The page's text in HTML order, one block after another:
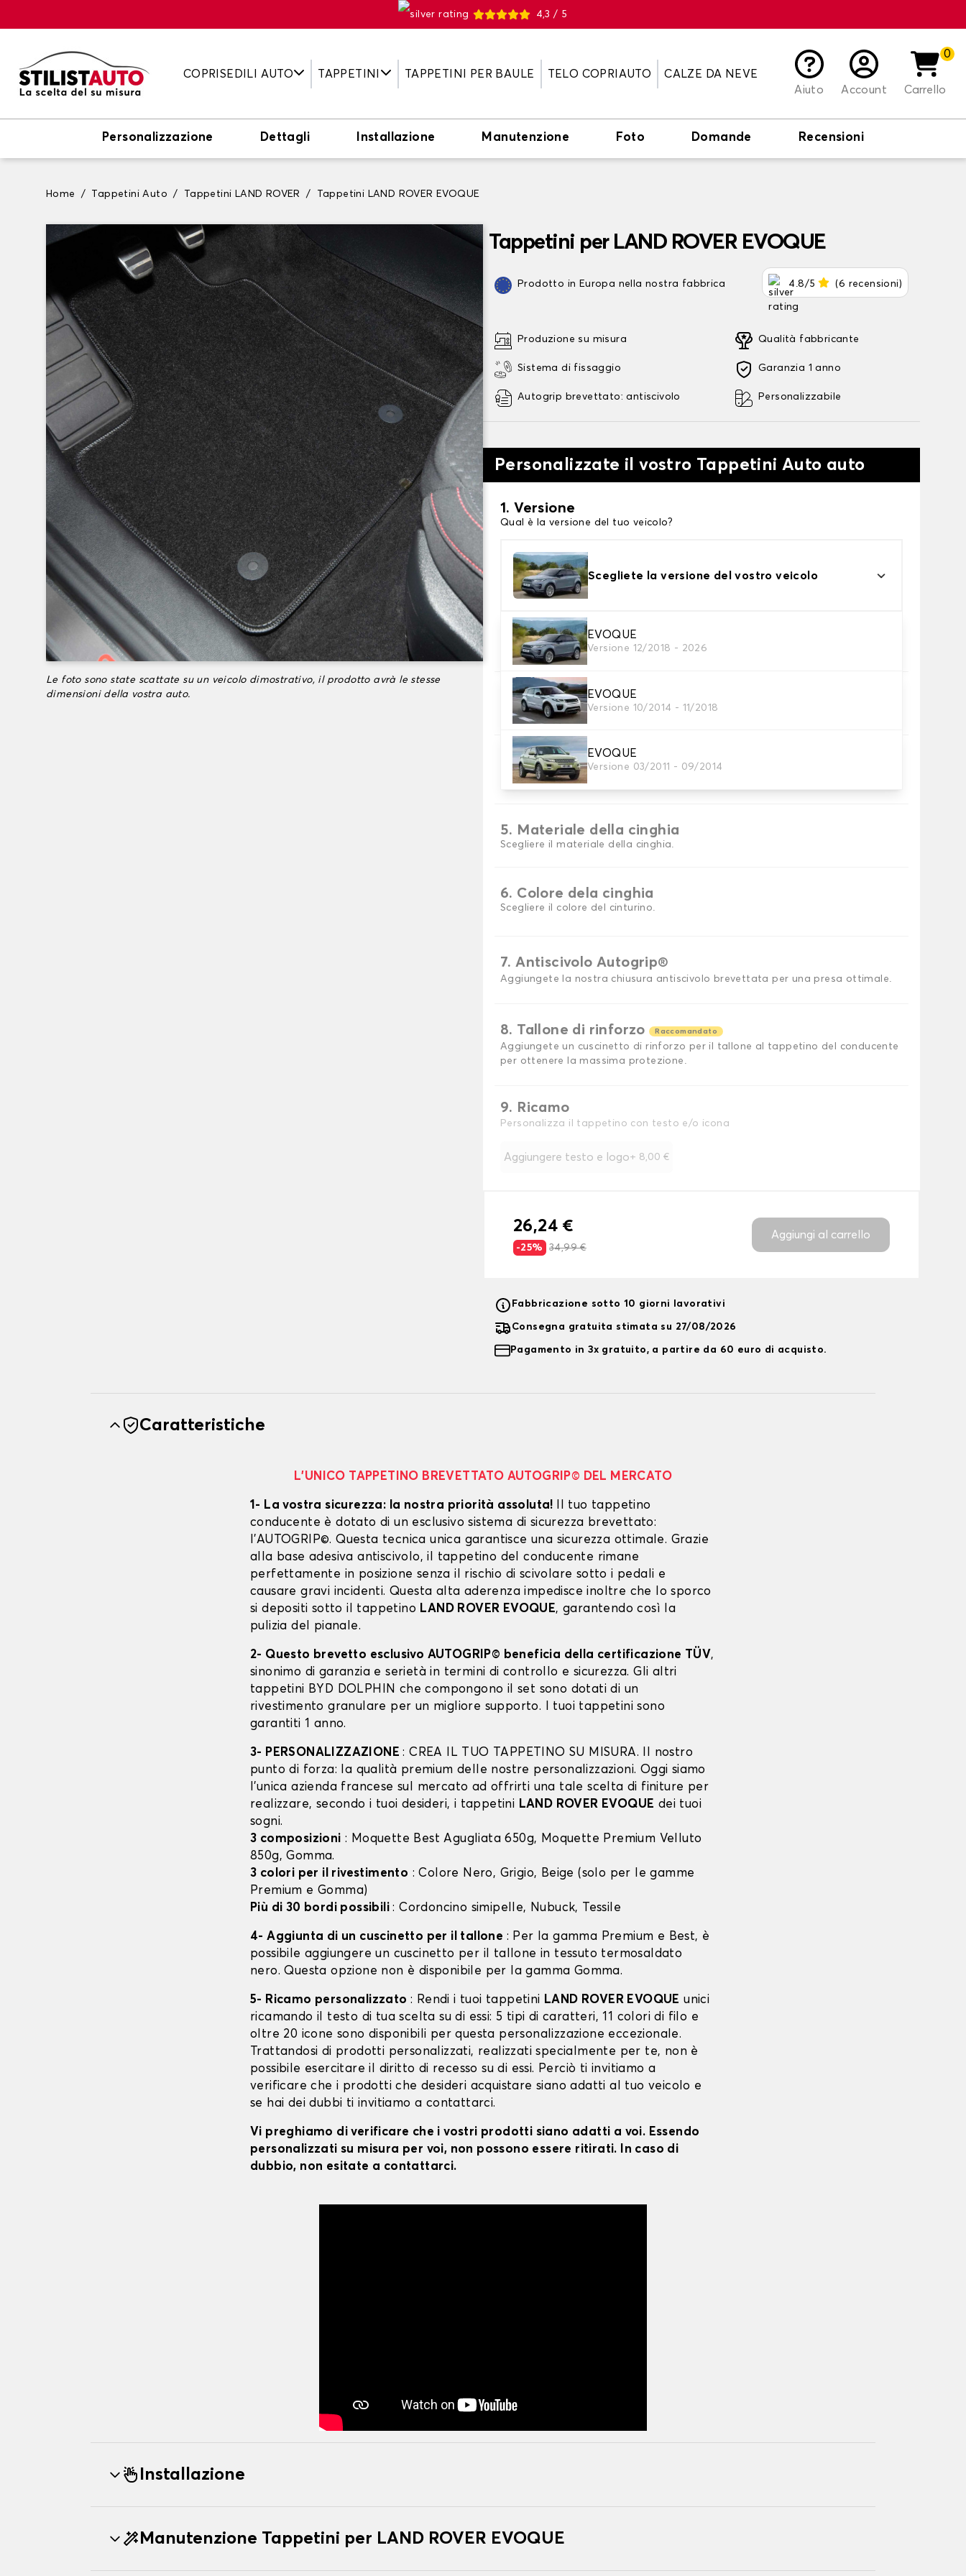
4,3 / 5
COPRISEDILI AUTO TAPPETINI TAPPETINI PER BAULE TELO COPRIAUTO
CALZE DA NEVE
Aiuto
Account
0
Carrello
Personalizzazione Dettagli Installazione Manutenzione Foto Domande Recensioni
Home Tappetini Auto Tappetini LAND ROVER Tappetini LAND ROVER EVOQUE
Le foto sono state scattate su un veicolo dimostrativo, il prodotto avrà le stesse
dimensioni della vostra auto.
Tappetini per LAND ROVER EVOQUE
Prodotto in Europa nella nostra fabbrica 4.8/5 (6 recensioni)
Produzione su misura
Sistema di fissaggio
Autogrip brevettato: antiscivolo
Qualità fabbricante
Garanzia 1 anno
Personalizzabile
Personalizzate il vostro Tappetini Auto auto
1. Versione
Qual è la versione del tuo veicolo?
Scegliete la versione del vostro veicolo
EVOQUE
Versione 12/2018 - 2026
EVOQUE
Versione 10/2014 - 11/2018
EVOQUE
Versione 03/2011 - 09/2014
2. Materiale
Scegli il materiale del tappetini auto
3. Set di tappetini
Selezionare il numero di tappetini per auto necessari.
4. Colori dei tappetini
Scegli il materiale del tappetino auto.
5. Materiale della cinghia
Scegliere il materiale della cinghia.
6. Colore dela cinghia
Scegliere il colore del cinturino.
7. Antiscivolo Autogrip®
Aggiungete la nostra chiusura antiscivolo brevettata per una presa ottimale.
8. Tallone di rinforzo Raccomandato
Aggiungete un cuscinetto di rinforzo per il tallone al tappetino del conducente
per ottenere la massima protezione.
9. Ricamo
Personalizza il tappetino con testo e/o icona
Aggiungere testo e logo+ 8,00 €
26,24 €
-25% 34,99 €
Aggiungi al carrello
Fabbricazione sotto 10 giorni lavorativi
Consegna gratuita stimata su 27/08/2026
Pagamento in 3x gratuito, a partire da 60 euro di acquisto.
Caratteristiche
L’UNICO TAPPETINO BREVETTATO AUTOGRIP© DEL MERCATO
1- La vostra sicurezza: la nostra priorità assoluta! Il tuo tappetino
conducente è dotato di un esclusivo sistema di sicurezza brevettato:
l’AUTOGRIP©. Questa tecnica unica garantisce una sicurezza ottimale. Grazie
alla base adesiva antiscivolo, il tappetino del conducente rimane
perfettamente in posizione senza il rischio di scivolare sotto i pedali e
causare gravi incidenti. Questa alta aderenza impedisce inoltre che lo sporco
si depositi sotto il tappetino LAND ROVER EVOQUE, garantendo così la
pulizia del pianale.
2- Questo brevetto esclusivo AUTOGRIP© beneficia della certificazione TÜV,
sinonimo di garanzia e serietà in termini di controllo e sicurezza. Gli altri
tappetini BYD DOLPHIN che compongono il set sono dotati di un
rivestimento granulare per un migliore supporto. I tuoi tappetini sono
garantiti 1 anno.
3- PERSONALIZZAZIONE: CREA IL TUO TAPPETINO SU MISURA. Il nostro
punto di forza: la qualità premium delle nostre personalizzazioni. Oggi siamo
l’unica azienda francese sul mercato ad offrirti una tale scelta di finiture per
realizzare, secondo i tuoi desideri, i tappetini LAND ROVER EVOQUE dei tuoi
sogni.
3 composizioni : Moquette Best Agugliata 650g, Moquette Premium Velluto
850g, Gomma.
3 colori per il rivestimento : Colore Nero, Grigio, Beige (solo per le gamme
Premium e Gomma)
Più di 30 bordi possibili: Cordoncino simipelle, Nubuck, Tessile
4- Aggiunta di un cuscinetto per il tallone : Per la gamma Premium e Best, è
possibile aggiungere un cuscinetto per il tallone in tessuto termosaldato
nero. Questa opzione non è disponibile per la gamma Gomma.
5- Ricamo personalizzato : Rendi i tuoi tappetini LAND ROVER EVOQUE unici
ricamando il testo di tua scelta su di essi: 5 tipi di caratteri, 11 colori di filo e
oltre 20 icone sono disponibili per questa personalizzazione eccezionale.
Trattandosi di prodotti personalizzati, realizzati specialmente per te, non è
possibile esercitare il diritto di recesso su di essi. Perciò ti invitiamo a
verificare che i prodotti che desideri acquistare siano adatti al tuo veicolo e
se hai dei dubbi ti invitiamo a contattarci.
Vi preghiamo di verificare che i vostri prodotti siano adatti a voi. Essendo
personalizzati su misura per voi, non possono essere ritirati. In caso di
dubbio, non esitate a contattarci.
Installazione
Manutenzione Tappetini per LAND ROVER EVOQUE